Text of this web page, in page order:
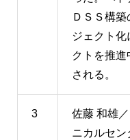
ＤＳＳ構
ジェクト化
クトを推
される。
3
佐藤 和雄
ニカルセン